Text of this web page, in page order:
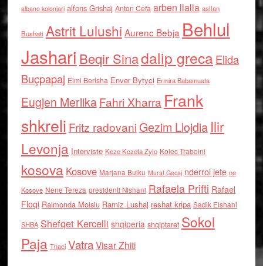
albano kolonjari alfons Grishaj Anton Cefa arben llalla asllan
Bushati Astrit Lulushi Aurenc Bebja Behlul
Jashari Beqir Sinadalip grecaElida
Buçpapaj Elmi Berisha Enver Bytyci Ermira Babamusta
Eugjen MerlikaFahri Xharra Frank
shkreli Fritz radovaniGezim Llojdia Ilir
Levonja Interviste Keze Kozeta Zylo Kolec Traboini
kosova Kosove Marjana Bulku Murat Gecaj nderroi jete ne
Kosove Nene Tereza presidenti Nishani Rafaela Prifti Rafael
Floqi Raimonda Moisiu Ramiz Lushaj reshat kripa Sadik Elshani
SHBA Shefqet Kercelli shqiperia shqiptaret Sokol
Paja Thaci VatraVisar Zhiti